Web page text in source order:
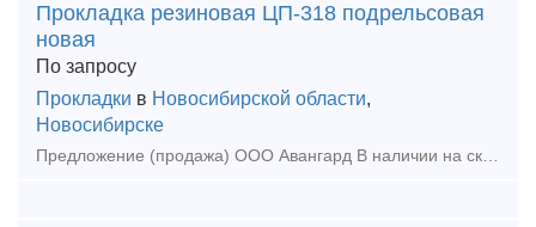
Прокладка резиновая ЦП-318 подрельсовая
новая
По запросу
Прокладки в Новосибирской области,
Новосибирске
Предложение (продажа) ООО Авангард В наличии на складе в г Новосибирске. Также в наличии: рельсы, шпалы, подкладка, накладка, прокладка, крепеж, стрелочные п